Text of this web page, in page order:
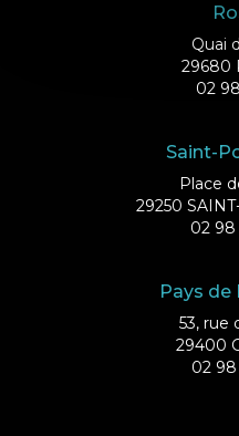
Quai
29680
02
Saint-
Place
29250
02 98
Pays de
53, rue
29400
02 98